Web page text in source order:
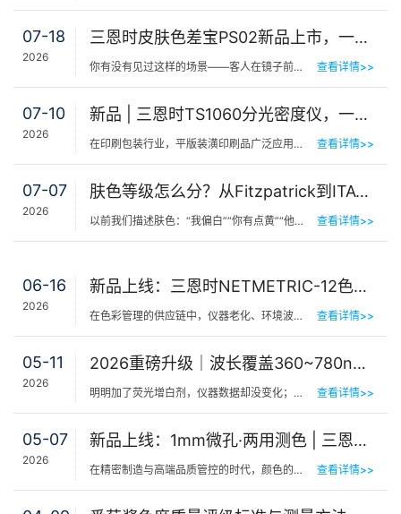
07-18
2026
三恩时皮肤色差宝PS02新品上市，一键测出你的精准肤色等级
你有没有见过这样的场景——客人在镜子前端详半天，问：“我是不是白了一点？”美容师… 查看详情>>
07-10
2026
新品 | 三恩时TS1060分光密度仪，一机覆盖平版装潢印刷品色密度与色差检测
在印刷包装行业，平版装潢印刷品广泛应用于包装工艺品、日化标签、节日用品等场景，客户对同一批次产品的色… 查看详情>>
07-07
2026
肤色等级怎么分？从Fitzpatrick到ITA°，三恩时皮肤测色仪让肤色“数字化”
以前我们描述肤色：“我偏白”“你有点黄”“他挺黑”……现在… 查看详情>>
06-16
2026
新品上线：三恩时NETMETRIC-12色砖与网络校正软件，解决台间差难题
在色彩管理的供应链中，仪器老化、环境波动、台间差…… 一个环节的微小偏差，都可能导致最终… 查看详情>>
05-11
2026
2026重磅升级｜波长覆盖360~780nm，三恩时便携式分光测色仪全光谱了！
明明加了荧光增白剂，仪器数据却没变化；两个零件在室内颜色一样，一到阳光下就“原形毕露”&hel… 查看详情>>
05-07
2026
新品上线：1mm微孔·两用测色 | 三恩时PS401/PS301分光测色仪！
在精密制造与高端品质管控的时代，颜色的微小偏差往往决定着产品的最终命运。对于极小物件、曲面弧面、精密… 查看详情>>